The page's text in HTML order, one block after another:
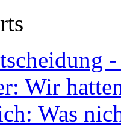
Wir
Was